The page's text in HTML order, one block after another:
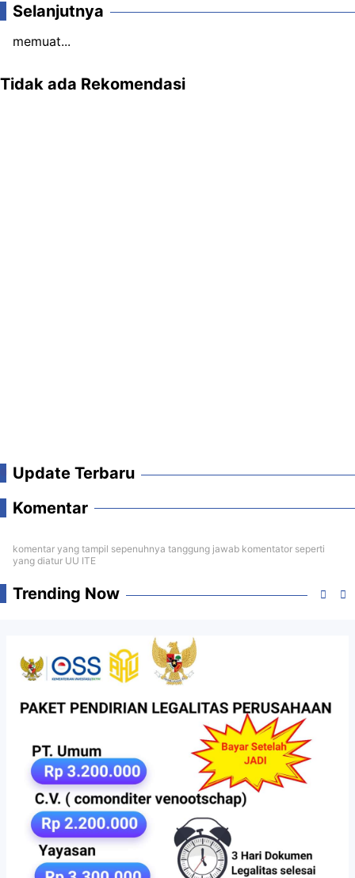
Selanjutnya
memuat...
Tidak ada Rekomendasi
Update Terbaru
Komentar
komentar yang tampil sepenuhnya tanggung jawab komentator seperti
yang diatur UU ITE
Trending Now